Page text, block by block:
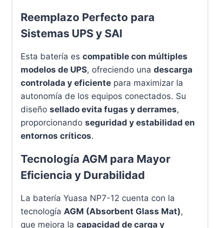
Reemplazo Perfecto para
Sistemas UPS y SAI
Esta batería es compatible con múltiples
modelos de UPS, ofreciendo una descarga
controlada y eficiente para maximizar la
autonomía de los equipos conectados. Su
diseño sellado evita fugas y derrames,
proporcionando seguridad y estabilidad en
entornos críticos.
Tecnología AGM para Mayor
Eficiencia y Durabilidad
La batería Yuasa NP7-12 cuenta con la
tecnología AGM (Absorbent Glass Mat),
que mejora la capacidad de carga y